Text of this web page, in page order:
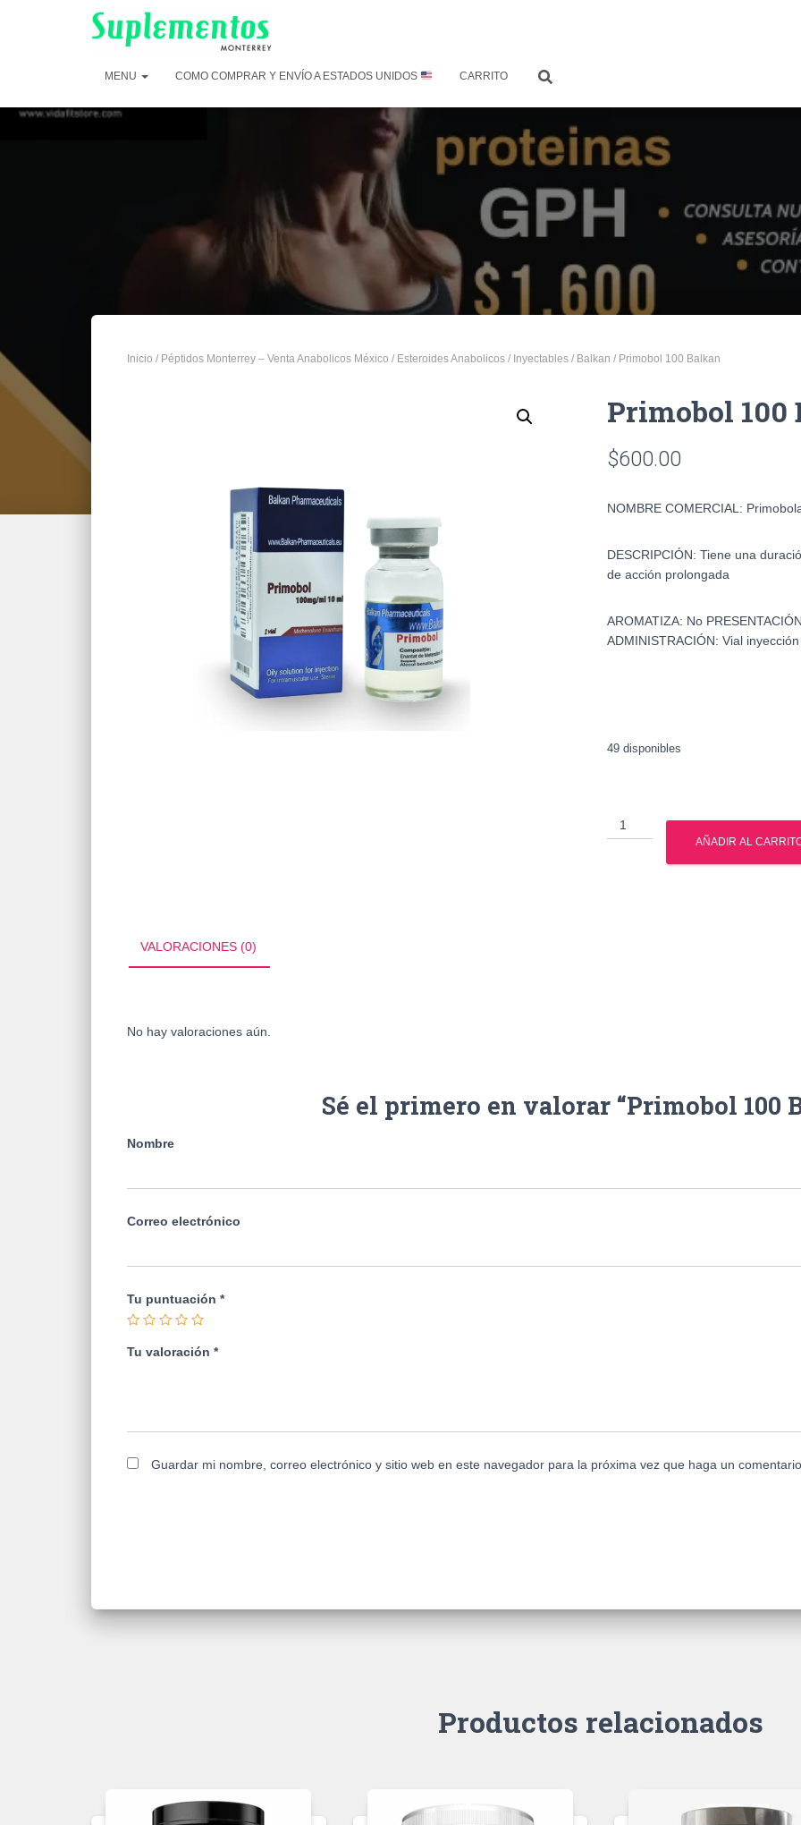
MENU COMO COMPRAR Y ENVÍO A ESTADOS UNIDOS CARRITO
Inicio / Péptidos Monterrey – Venta Anabolicos México / Esteroides Anabolicos / Inyectables / Balkan / Primobol 100 Balkan
Primobol 100
$600.00
NOMBRE COMERCIAL:
DESCRIPCIÓN: Tiene una
de acción prolongada
AROMATIZA: No
ADMINISTRACIÓN: Vial inyección
49 disponibles
Primobol
100
AÑADIR AL
VALORACIONES (0)
No hay valoraciones aún.
Sé el primero en valorar “Primobol 100
Nombre
Correo electrónico
Tu puntuación *
Tu valoración *
Guardar mi nombre, correo electrónico y sitio web en este navegador para la próxima vez que haga un
Productos relacionados